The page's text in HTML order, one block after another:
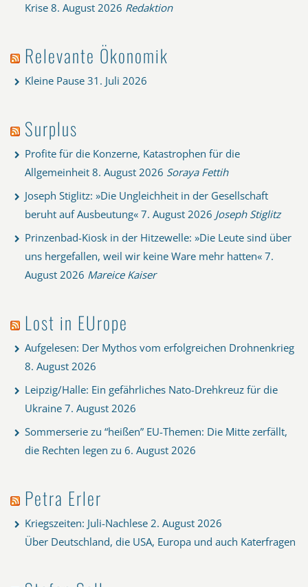
Krise 8. August 2026 Redaktion
Relevante Ökonomik
Kleine Pause 31. Juli 2026
Surplus
Profite für die Konzerne, Katastrophen für die
Allgemeinheit 8. August 2026 Soraya Fettih
Joseph Stiglitz: »Die Ungleichheit in der Gesellschaft
beruht auf Ausbeutung« 7. August 2026 Joseph Stiglitz
Prinzenbad-Kiosk in der Hitzewelle: »Die Leute sind über
uns hergefallen, weil wir keine Ware mehr hatten« 7.
August 2026 Mareice Kaiser
Lost in EUrope
Aufgelesen: Der Mythos vom erfolgreichen Drohnenkrieg
8. August 2026
Leipzig/Halle: Ein gefährliches Nato-Drehkreuz für die
Ukraine 7. August 2026
Sommerserie zu “heißen” EU-Themen: Die Mitte zerfällt,
die Rechten legen zu 6. August 2026
Petra Erler
Kriegszeiten: Juli-Nachlese 2. August 2026
Über Deutschland, die USA, Europa und auch Katerfragen